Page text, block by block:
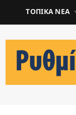
ΤΟΠΙΚΑ ΝΕΑ